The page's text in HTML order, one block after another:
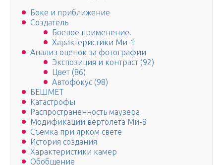
Боке и приближение
Создатель
Боевое применение.
Характеристики Ми-1
Анализ оценок за фотографии
Экспозиция и контраст (92)
Цвет (86)
Автофокус (98)
БЕШМЕТ
Катастрофы
Распространенность маузера
Модификации вертолета Ми-8
Съемка при ярком свете
История создания
Характеристики камер
Обобщение